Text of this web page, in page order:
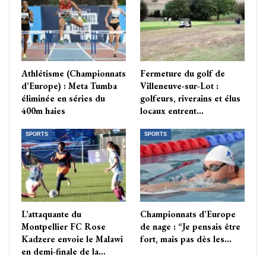
Athlétisme (Championnats
d’Europe) : Meta Tumba
éliminée en séries du
400m haies
Fermeture du golf de
Villeneuve-sur-Lot :
golfeurs, riverains et élus
locaux entrent…
SPORTS
L’attaquante du
Montpellier FC Rose
Kadzere envoie le Malawi
en demi-finale de la…
SPORTS
Championnats d’Europe
de nage : “Je pensais être
fort, mais pas dès les…